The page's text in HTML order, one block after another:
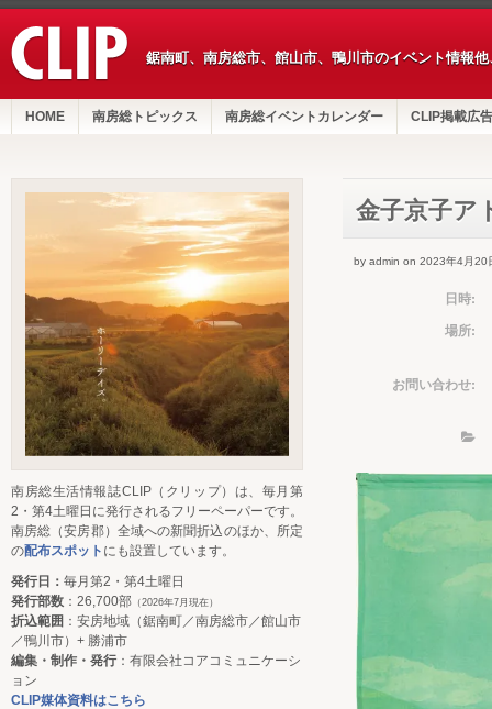
鋸南町、南房総市、館山市、鴨川市のイベント情報
HOME 南房総トピックス 南房総イベントカレンダー CLIP掲載広告
金子京子ア
by admin on 2023年4月20
日時:
場所:
お問い合わせ:
南房総生活情報誌CLIP（クリップ）は、毎月第
2・第4土曜日に発行されるフリーペーパーです。
南房総（安房郡）全域への新聞折込のほか、所定
の配布スポット にも設置しています。
発行日： 毎月第2・第4土曜日
発行部数 ：26,700部 （2026年7月現在）
折込範囲 ：安房地域（鋸南町／南房総市／館山市
／鴨川市）+ 勝浦市
編集・制作・発行：有限会社コアコミュニケーシ
ョン
CLIP媒体資料はこちら